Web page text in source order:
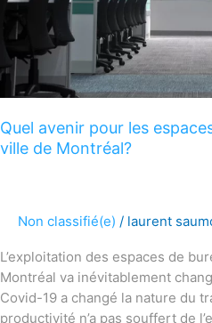
Quel avenir pour les
ville de Montréal?
Non classifié(e) / laurent
L’exploitation des espaces de
Montréal va inévitablement
Covid-19 a changé la nature du
productivité n’a pas souffert de
bureaux
au
centre-
de
Montréal?